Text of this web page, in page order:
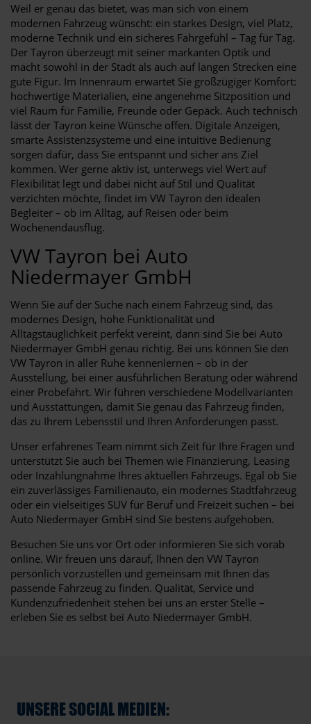
Weil er genau das bietet, was man sich von einem
modernen Fahrzeug wünscht: ein starkes Design, viel Platz,
moderne Technik und ein sicheres Fahrgefühl – Tag für Tag.
Der Tayron überzeugt mit seiner markanten Optik und
macht sowohl in der Stadt als auch auf langen Strecken eine
gute Figur. Im Innenraum erwartet Sie großzügiger Komfort:
hochwertige Materialien, eine angenehme Sitzposition und
viel Raum für Familie, Freunde oder Gepäck. Auch technisch
lässt der Tayron keine Wünsche offen. Digitale Anzeigen,
smarte Assistenzsysteme und eine intuitive Bedienung
sorgen dafür, dass Sie entspannt und sicher ans Ziel
kommen. Wer gerne aktiv ist, unterwegs viel Wert auf
Flexibilität legt und dabei nicht auf Stil und Qualität
verzichten möchte, findet im VW Tayron den idealen
Begleiter – ob im Alltag, auf Reisen oder beim
Wochenendausflug.
VW Tayron bei Auto
Niedermayer GmbH
Wenn Sie auf der Suche nach einem Fahrzeug sind, das
modernes Design, hohe Funktionalität und
Alltagstauglichkeit perfekt vereint, dann sind Sie bei Auto
Niedermayer GmbH genau richtig. Bei uns können Sie den
VW Tayron in aller Ruhe kennenlernen – ob in der
Ausstellung, bei einer ausführlichen Beratung oder während
einer Probefahrt. Wir führen verschiedene Modellvarianten
und Ausstattungen, damit Sie genau das Fahrzeug finden,
das zu Ihrem Lebensstil und Ihren Anforderungen passt.
Unser erfahrenes Team nimmt sich Zeit für Ihre Fragen und
unterstützt Sie auch bei Themen wie Finanzierung, Leasing
oder Inzahlungnahme Ihres aktuellen Fahrzeugs. Egal ob Sie
ein zuverlässiges Familienauto, ein modernes Stadtfahrzeug
oder ein vielseitiges SUV für Beruf und Freizeit suchen – bei
Auto Niedermayer GmbH sind Sie bestens aufgehoben.
Besuchen Sie uns vor Ort oder informieren Sie sich vorab
online. Wir freuen uns darauf, Ihnen den VW Tayron
persönlich vorzustellen und gemeinsam mit Ihnen das
passende Fahrzeug zu finden. Qualität, Service und
Kundenzufriedenheit stehen bei uns an erster Stelle –
erleben Sie es selbst bei Auto Niedermayer GmbH.
UNSERE SOCIAL MEDIEN: